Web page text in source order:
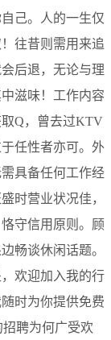
己。人的一生仅
往昔则需用来追
后退，无论与理
滋味！工作内容
Q，曾去过KTV
任性者亦可。外
具备任何工作经
时营业状况佳，
守信用原则。顾
畅谈休闲话题。
欢迎加入我的行
时为你提供免费
聘为何广受欢